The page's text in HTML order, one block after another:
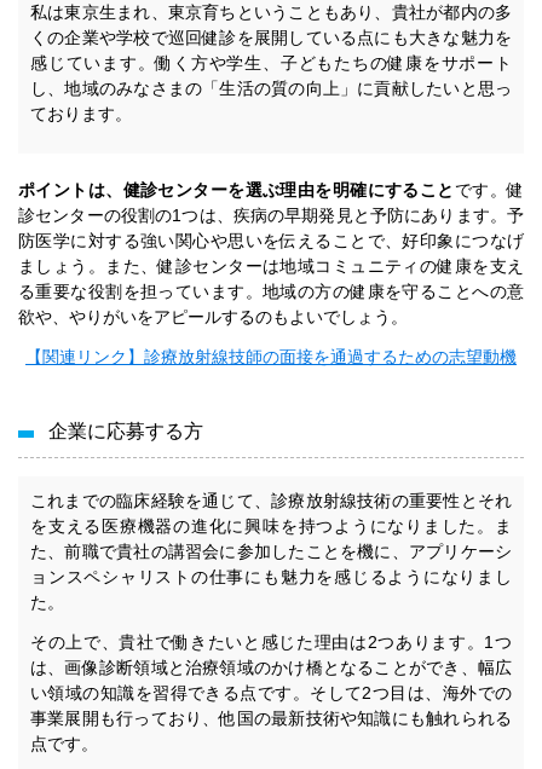
私は東京生まれ、東京育ちということもあり、貴社が都内の多
くの企業や学校で巡回健診を展開している点にも大きな魅力を
感じています。働く方や学生、子どもたちの健康をサポート
し、地域のみなさまの「生活の質の向上」に貢献したいと思っ
ております。
ポイントは、健診センターを選ぶ理由を明確にすること です。健
診センターの役割の1つは、疾病の早期発見と予防にあります。予
防医学に対する強い関心や思いを伝えることで、好印象につなげ
ましょう。また、健診センターは地域コミュニティの健康を支え
る重要な役割を担っています。地域の方の健康を守ることへの意
欲や、やりがいをアピールするのもよいでしょう。
【関連リンク】診療放射線技師の面接を通過するための志望動機
企業に応募する方
これまでの臨床経験を通じて、診療放射線技術の重要性とそれ
を支える医療機器の進化に興味を持つようになりました。ま
た、前職で貴社の講習会に参加したことを機に、アプリケーシ
ョンスペシャリストの仕事にも魅力を感じるようになりまし
た。
その上で、貴社で働きたいと感じた理由は2つあります。1つ
は、画像診断領域と治療領域のかけ橋となることができ、幅広
い領域の知識を習得できる点です。そして2つ目は、海外での
事業展開も行っており、他国の最新技術や知識にも触れられる
点です。